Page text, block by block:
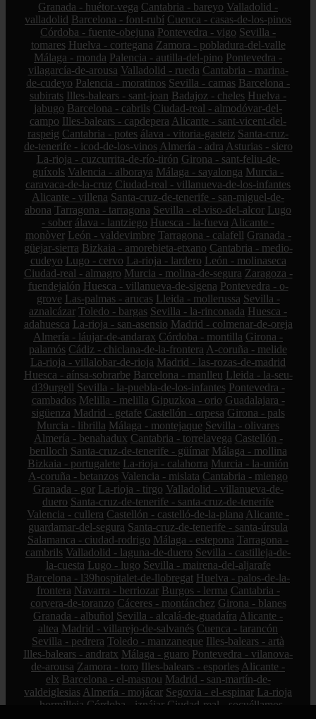
Granada - huétor-vega Cantabria - bareyo Valladolid -
valladolid Barcelona - font-rubí Cuenca - casas-de-los-pinos
Córdoba - fuente-obejuna Pontevedra - vigo Sevilla -
tomares Huelva - cortegana Zamora - pobladura-del-valle
Málaga - monda Palencia - autilla-del-pino Pontevedra -
vilagarcía-de-arousa Valladolid - rueda Cantabria - marina-
de-cudeyo Palencia - moratinos Sevilla - camas Barcelona -
subirats Illes-balears - sant-joan Badajoz - cheles Huelva -
jabugo Barcelona - cabrils Ciudad-real - almodóvar-del-
campo Illes-balears - capdepera Alicante - sant-vicent-del-
raspeig Cantabria - potes álava - vitoria-gasteiz Santa-cruz-
de-tenerife - icod-de-los-vinos Almería - adra Asturias - siero
La-rioja - cuzcurrita-de-río-tirón Girona - sant-feliu-de-
guíxols Valencia - alboraya Málaga - sayalonga Murcia -
caravaca-de-la-cruz Ciudad-real - villanueva-de-los-infantes
Alicante - villena Santa-cruz-de-tenerife - san-miguel-de-
abona Tarragona - tarragona Sevilla - el-viso-del-alcor Lugo
- sober álava - lantziego Huesca - la-fueva Alicante -
monòver León - valdevimbre Tarragona - calafell Granada -
güejar-sierra Bizkaia - amorebieta-etxano Cantabria - medio-
cudeyo Lugo - cervo La-rioja - lardero León - molinaseca
Ciudad-real - almagro Murcia - molina-de-segura Zaragoza -
fuendejalón Huesca - villanueva-de-sigena Pontevedra - o-
grove Las-palmas - arucas Lleida - mollerussa Sevilla -
aznalcázar Toledo - bargas Sevilla - la-rinconada Huesca -
adahuesca La-rioja - san-asensio Madrid - colmenar-de-oreja
Almería - láujar-de-andarax Córdoba - montilla Girona -
palamós Cádiz - chiclana-de-la-frontera A-coruña - melide
La-rioja - villalobar-de-rioja Madrid - las-rozas-de-madrid
Huesca - aínsa-sobrarbe Barcelona - manlleu Lleida - la-seu-
d39urgell Sevilla - la-puebla-de-los-infantes Pontevedra -
cambados Melilla - melilla Gipuzkoa - orio Guadalajara -
sigüenza Madrid - getafe Castellón - orpesa Girona - pals
Murcia - librilla Málaga - montejaque Sevilla - olivares
Almería - benahadux Cantabria - torrelavega Castellón -
benlloch Santa-cruz-de-tenerife - güímar Málaga - mollina
Bizkaia - portugalete La-rioja - calahorra Murcia - la-unión
A-coruña - betanzos Valencia - mislata Cantabria - miengo
Granada - gor La-rioja - tirgo Valladolid - villanueva-de-
duero Santa-cruz-de-tenerife - santa-cruz-de-tenerife
Valencia - cullera Castellón - castelló-de-la-plana Alicante -
guardamar-del-segura Santa-cruz-de-tenerife - santa-úrsula
Salamanca - ciudad-rodrigo Málaga - estepona Tarragona -
cambrils Valladolid - laguna-de-duero Sevilla - castilleja-de-
la-cuesta Lugo - lugo Sevilla - mairena-del-aljarafe
Barcelona - l39hospitalet-de-llobregat Huelva - palos-de-la-
frontera Navarra - berriozar Burgos - lerma Cantabria -
corvera-de-toranzo Cáceres - montánchez Girona - blanes
Granada - albuñol Sevilla - alcalá-de-guadaíra Alicante -
altea Madrid - villarejo-de-salvanés Cuenca - tarancón
Sevilla - pedrera Toledo - manzaneque Illes-balears - artà
Illes-balears - andratx Málaga - guaro Pontevedra - vilanova-
de-arousa Zamora - toro Illes-balears - esporles Alicante -
elx Barcelona - el-masnou Madrid - san-martín-de-
valdeiglesias Almería - mojácar Segovia - el-espinar La-rioja
- hormilleja Córdoba - iznájar Ciudad-real - socuéllamos